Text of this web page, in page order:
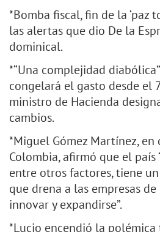
*Bomba fiscal, fin de la ‘paz
las alertas que dio De la
dominical.
*“Una complejidad
congelará el gasto desde el
ministro de Hacienda
cambios.
*Miguel Gómez Martínez,
Colombia, afirmó que el
entre otros factores, tiene
que drena a las empresas
innovar y expandirse”.
*Lucio encendió la